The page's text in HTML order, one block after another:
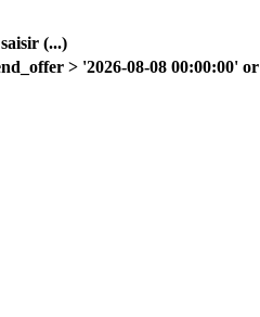
(...)
> '2026-08-08 00:00:00' or